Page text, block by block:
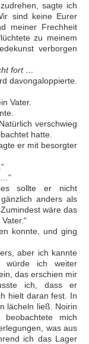
sagte ich
sind keine Eurer
meiner Frechheit
zu meinem
verborgen
fort …
davongaloppierte.
Vater.
verschwieg
hatte.
er mit besorgter
sollte er nicht
anders als
wäre das
konnte, und ging
aber ich kannte
würde ich weiter
das erschien mir
ich, dass er
hielt daran fest. In
lächeln ließ. Noirin
mich
was aus
ich das Lager